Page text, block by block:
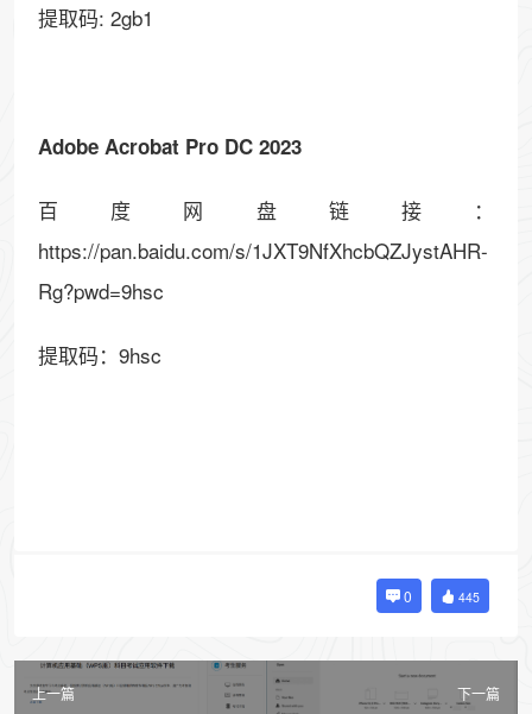
提取码: 2gb1
Adobe Acrobat Pro DC 2023
百度网盘链接：
https://pan.baidu.com/s/1JXT9NfXhcbQZJystAHR-
Rg?pwd=9hsc
提取码：9hsc
0 445
上一篇
下一篇